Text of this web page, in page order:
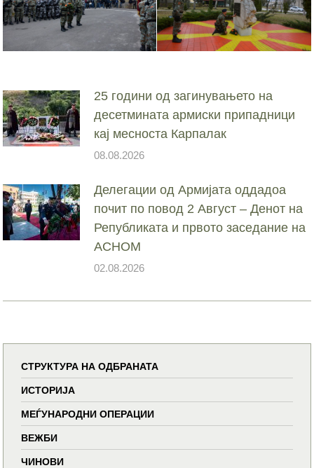
25 години од загинувањето на
десетмината армиски припадници
кај месноста Карпалак
08.08.2026
Делегации од Армијата оддадоа
почит по повод 2 Август – Денот на
Републиката и првото заседание на
АСНОМ
02.08.2026
СТРУКТУРА НА ОДБРАНАТА
ИСТОРИЈА
МЕЃУНАРОДНИ ОПЕРАЦИИ
ВЕЖБИ
ЧИНОВИ